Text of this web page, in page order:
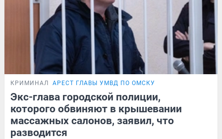
КРИМИНАЛ АРЕСТ ГЛАВЫ УМВД ПО ОМСКУ
Экс-глава городской полиции,
которого обвиняют в крышевании
массажных салонов, заявил, что
разводится